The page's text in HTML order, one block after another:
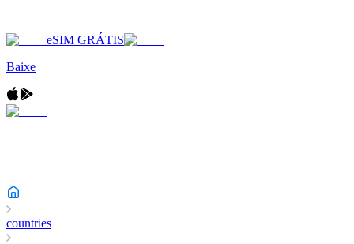
eSIM GRÁTIS
Baixe
countries